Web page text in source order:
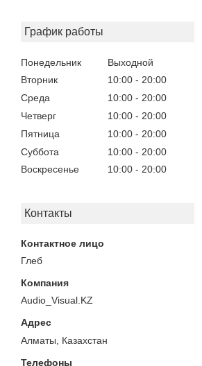
График работы
Понедельник
Выходной
Вторник
10:00
20:00
Среда
10:00
20:00
Четверг
10:00
20:00
Пятница
10:00
20:00
Суббота
10:00
20:00
Воскресенье
10:00 20:00
Контакты
Глеб
Audio_Visual.KZ
Алматы, Казахстан